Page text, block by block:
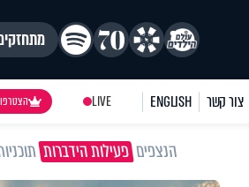
צור קשר ENGLISH
LIVE
הנצפיםפעילות הידברות